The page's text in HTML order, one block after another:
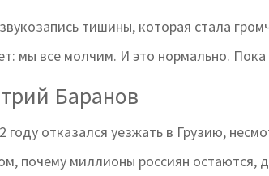
тишины, которая стала
мы все молчим. И это нормально.
Баранов
отказался уезжать в Грузию,
почему миллионы россиян остаются,